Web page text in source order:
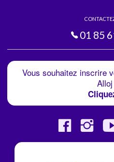
01 85
Vous souhaitez inscrire